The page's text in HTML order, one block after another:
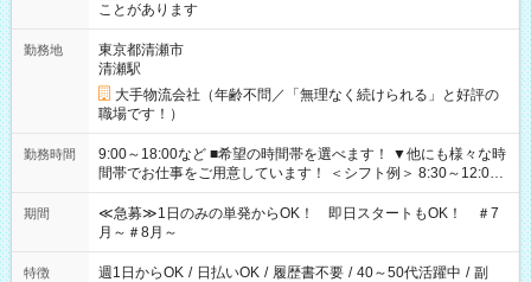
ことがあります
勤務地
東京都清瀬市
清瀬駅
大手物流会社（年齢不問／「無理なく続けられる」と好評の
職場です！）
勤務時間
9:00～18:00など ■希望の時間帯を選べます！ ▼他にも様々な時
間帯でお仕事をご用意しています！ ＜シフト例＞ 8:30～12:00
17:00～22:00 13:00～22:00 22:00～翌6:00 など
期間
≪急募≫1日のみの単発からOK！ 即日スタートもOK！ ＃7
月～＃8月～
特徴 週1日からOK / 日払いOK / 履歴書不要 / 40～50代活躍中 / 副